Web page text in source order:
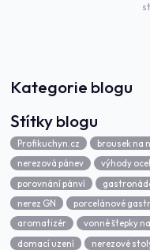
Kategorie blogu
Štítky blogu
Profikuchyn.cz brousek na
nerezová pánev
výhody
porovnání pánví
nerez GN
porcelánové
aromatizér
vonné štepky
domací uzení
nerezové